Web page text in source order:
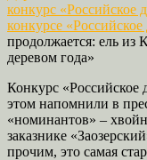
конкурс «Российское
конкурсе «Российское
продолжается: ель из
деревом года»
Конкурс «Российское
этом напомнили в
«номинантов» –
заказнике
прочим, это самая